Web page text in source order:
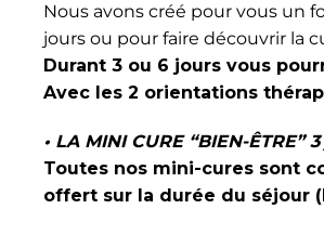
Nous avons créé pour vous un
jours ou pour faire découvrir la
Durant 3 ou 6 jours vous
Avec les 2 orientations
• LA MINI CURE “BIEN-
Toutes nos mini-cures sont
offert sur la durée du séjour